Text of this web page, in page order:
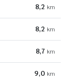
8,2 km
8,2 km
8,7 km
9,0 km